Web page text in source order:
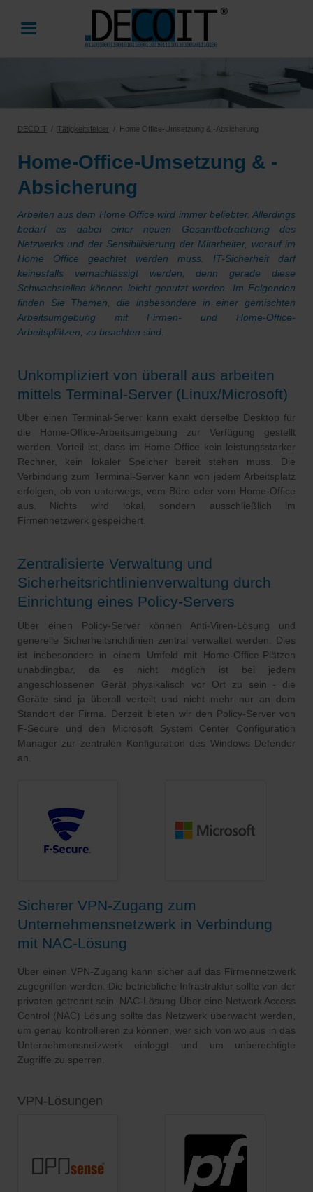
DECOIT Tätigkeitsfelder Home Office-Umsetzung & -Absicherung
Home-Office-Umsetzung & -
Absicherung
Arbeiten aus dem Home Office wird immer beliebter. Allerdings
bedarf es dabei einer neuen Gesamtbetrachtung des
Netzwerks und der Sensibilisierung der Mitarbeiter, worauf im
Home Office geachtet werden muss. IT-Sicherheit darf
keinesfalls vernachlässigt werden, denn gerade diese
Schwachstellen können leicht genutzt werden. Im Folgenden
finden Sie Themen, die insbesondere in einer gemischten
Arbeitsumgebung mit Firmen- und Home-Office-
Arbeitsplätzen, zu beachten sind.
Unkompliziert von überall aus arbeiten
mittels Terminal-Server (Linux/Microsoft)
Über einen Terminal-Server kann exakt derselbe Desktop für
die Home-Office-Arbeitsumgebung zur Verfügung gestellt
werden. Vorteil ist, dass im Home Office kein leistungsstarker
Rechner, kein lokaler Speicher bereit stehen muss. Die
Verbindung zum Terminal-Server kann von jedem Arbeitsplatz
erfolgen, ob von unterwegs, vom Büro oder vom Home-Office
aus. Nichts wird lokal, sondern ausschließlich im
Firmennetzwerk gespeichert.
Zentralisierte Verwaltung und
Sicherheitsrichtlinienverwaltung durch
Einrichtung eines Policy-Servers
Über einen Policy-Server können Anti-Viren-Lösung und
generelle Sicherheitsrichtlinien zentral verwaltet werden. Dies
ist insbesondere in einem Umfeld mit Home-Office-Plätzen
unabdingbar, da es nicht möglich ist bei jedem
angeschlossenen Gerät physikalisch vor Ort zu sein - die
Geräte sind ja überall verteilt und nicht mehr nur an dem
Standort der Firma. Derzeit bieten wir den Policy-Server von
F-Secure und den Microsoft System Center Configuration
Manager zur zentralen Konfiguration des Windows Defender
an.
Sicherer VPN-Zugang zum
Unternehmensnetzwerk in Verbindung
mit NAC-Lösung
Über einen VPN-Zugang kann sicher auf das Firmennetzwerk
zugegriffen werden. Die betriebliche Infrastruktur sollte von der
privaten getrennt sein. NAC-Lösung Über eine Network Access
Control (NAC) Lösung sollte das Netzwerk überwacht werden,
um genau kontrollieren zu können, wer sich von wo aus in das
Unternehmensnetzwerk einloggt und um unberechtigte
Zugriffe zu sperren.
VPN-Lösungen